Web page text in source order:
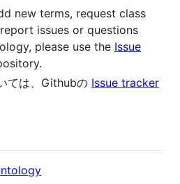
new terms, request class
issues or questions
please use the Issue
ては、Githubの Issue tracker